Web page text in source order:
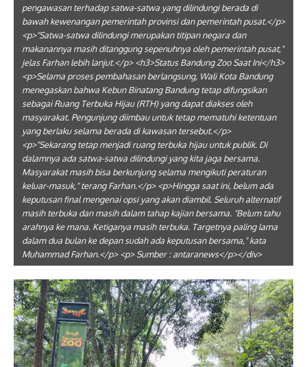
pengawasan terhadap satwa-satwa yang dilindungi berada di
bawah kewenangan pemerintah provinsi dan pemerintah pusat.</p>
<p>"Satwa-satwa dilindungi merupakan titipan negara dan
makanannya masih ditanggung sepenuhnya oleh pemerintah pusat,"
jelas Farhan lebih lanjut.</p> <h3>Status Bandung Zoo Saat Ini</h3>
<p>Selama proses pembahasan berlangsung, Wali Kota Bandung
menegaskan bahwa Kebun Binatang Bandung tetap difungsikan
sebagai Ruang Terbuka Hijau (RTH) yang dapat diakses oleh
masyarakat. Pengunjung diimbau untuk tetap mematuhi ketentuan
yang berlaku selama berada di kawasan tersebut.</p>
<p>"Sekarang tetap menjadi ruang terbuka hijau untuk publik. Di
dalamnya ada satwa-satwa dilindungi yang kita jaga bersama.
Masyarakat masih bisa berkunjung selama mengikuti peraturan
keluar-masuk," terang Farhan.</p> <p>Hingga saat ini, belum ada
keputusan final mengenai opsi yang akan diambil. Seluruh alternatif
masih terbuka dan masih dalam tahap kajian bersama. "Belum tahu
arahnya ke mana. Ketiganya masih terbuka. Targetnya paling lama
dalam dua bulan ke depan sudah ada keputusan bersama," kata
Muhammad Farhan.</p> <p> Sumber : antaranews</p></div>